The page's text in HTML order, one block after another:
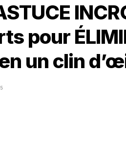
pour
un clin